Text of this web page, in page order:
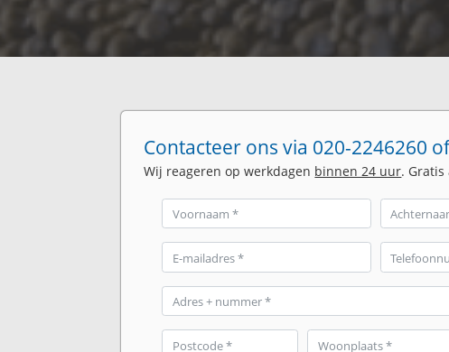
Contacteer ons via 020-2246260
Wij reageren op werkdagen binnen 24 uur. Gratis